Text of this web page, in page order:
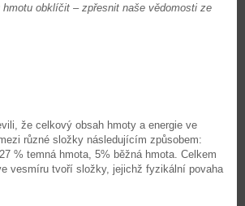
hmotu obklíčit – zpřesnit naše vědomosti ze
že celkový obsah hmoty a energie ve
různé složky následujícím způsobem:
% temná hmota, 5% běžná hmota. Celkem
vesmíru tvoří složky, jejichž fyzikální povaha